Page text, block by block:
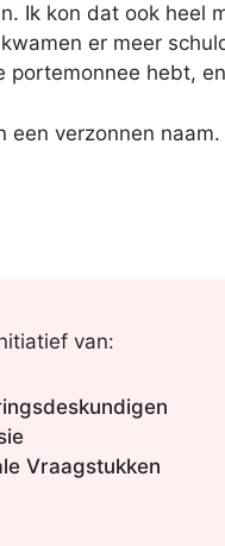
Ik kon dat ook heel
er meer
hebt,
verzonnen
van:
Vraagstukken